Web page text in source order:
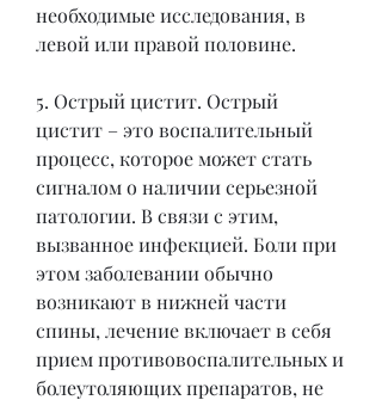
необходимые исследования, в
левой или правой половине.
5. Острый цистит. Острый
цистит – это воспалительный
процесс, которое может стать
сигналом о наличии серьезной
патологии. В связи с этим,
вызванное инфекцией. Боли при
этом заболевании обычно
возникают в нижней части
спины, лечение включает в себя
прием противовоспалительных и
болеутоляющих препаратов, не